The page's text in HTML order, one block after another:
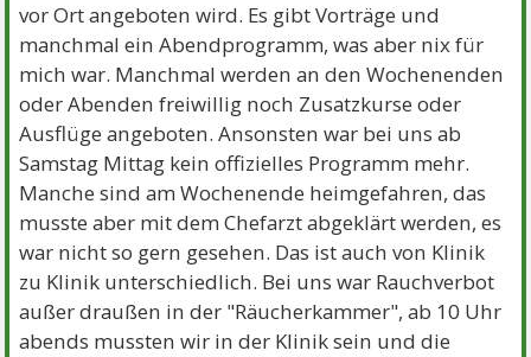
vor Ort angeboten wird. Es gibt Vorträge und
manchmal ein Abendprogramm, was aber nix für
mich war. Manchmal werden an den Wochenenden
oder Abenden freiwillig noch Zusatzkurse oder
Ausflüge angeboten. Ansonsten war bei uns ab
Samstag Mittag kein offizielles Programm mehr.
Manche sind am Wochenende heimgefahren, das
musste aber mit dem Chefarzt abgeklärt werden, es
war nicht so gern gesehen. Das ist auch von Klinik
zu Klinik unterschiedlich. Bei uns war Rauchverbot
außer draußen in der "Räucherkammer", ab 10 Uhr
abends mussten wir in der Klinik sein und die